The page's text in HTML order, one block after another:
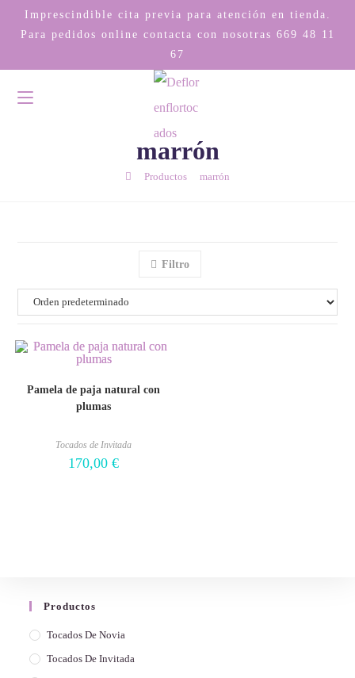
Imprescindible cita previa para atención en tienda.
Para pedidos online contacta con nosotras 669 48 11
67
marrón
Productos marrón
Filtro
Pamela de paja natural con
plumas
Tocados de Invitada
170,00€
Productos
Tocados De Novia
Tocados De Invitada